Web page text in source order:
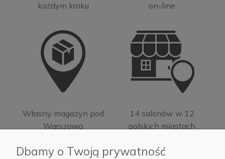
każdym kroku
on-line
Własny magazyn pod
Warszawą
14 salonów w 12
polskich miastach
Dbamy o Twoją prywatność